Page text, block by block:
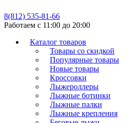
8(812) 535-81-66
Работаем с 11:00 до 20:00
Каталог товаров
Товары со скидкой
Популярные товары
Новые товары
Кроссовки
Лыжероллеры
Лыжные ботинки
Лыжные палки
Лыжные крепления